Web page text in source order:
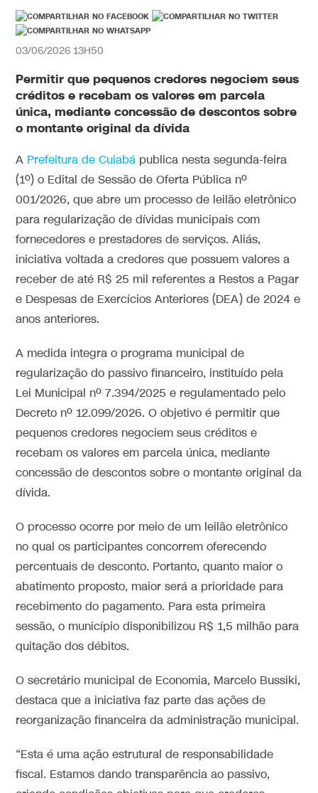
03/06/2026 13H50
Permitir que pequenos credores negociem seus
créditos e recebam os valores em parcela
única, mediante concessão de descontos sobre
o montante original da dívida
A Prefeitura de Cuiabá publica nesta segunda-feira
(1º) o Edital de Sessão de Oferta Pública nº
001/2026, que abre um processo de leilão eletrônico
para regularização de dívidas municipais com
fornecedores e prestadores de serviços. Aliás,
iniciativa voltada a credores que possuem valores a
receber de até R$ 25 mil referentes a Restos a Pagar
e Despesas de Exercícios Anteriores (DEA) de 2024 e
anos anteriores.
A medida integra o programa municipal de
regularização do passivo financeiro, instituído pela
Lei Municipal nº 7.394/2025 e regulamentado pelo
Decreto nº 12.099/2026. O objetivo é permitir que
pequenos credores negociem seus créditos e
recebam os valores em parcela única, mediante
concessão de descontos sobre o montante original da
dívida.
O processo ocorre por meio de um leilão eletrônico
no qual os participantes concorrem oferecendo
percentuais de desconto. Portanto, quanto maior o
abatimento proposto, maior será a prioridade para
recebimento do pagamento. Para esta primeira
sessão, o município disponibilizou R$ 1,5 milhão para
quitação dos débitos.
O secretário municipal de Economia, Marcelo Bussiki,
destaca que a iniciativa faz parte das ações de
reorganização financeira da administração municipal.
“Esta é uma ação estrutural de responsabilidade
fiscal. Estamos dando transparência ao passivo,